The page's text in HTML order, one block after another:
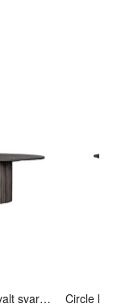
Circle soffbord ovalt svartpigmenterat